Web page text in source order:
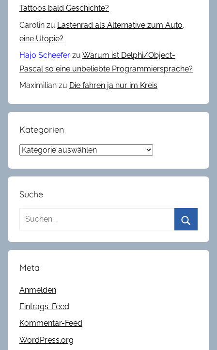
Tattoos bald Geschichte?
Carolin zu Lastenrad als Alternative zum Auto,
eine Utopie?
Hajo Scheefer zu Warum ist Delphi/Object-
Pascal so eine unbeliebte Programmiersprache?
Maximilian zu Die fahren ja nur im Kreis
Kategorien
Kategorien
Suche
Suchen
Suchen
Meta
Anmelden
Eintrags-Feed
Kommentar-Feed
WordPress.org